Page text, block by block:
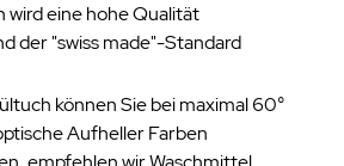
wird eine hohe Qualität
der "swiss made"-Standard
können Sie bei maximal 60°
Aufheller Farben